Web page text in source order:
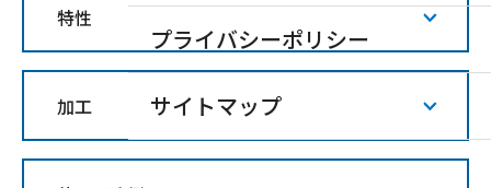
プライバシーポリシー
サイトマップ
特性
加工